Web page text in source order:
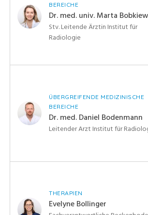
BEREICHE
Dr. med. univ. Marta
Stv. Leitende Ärztin Institut für
Radiologie
ÜBERGREIFENDE MEDIZINISCHE
BEREICHE
Dr. med. Daniel Bodenmann
Leitender Arzt Institut für
THERAPIEN
Evelyne Bollinger